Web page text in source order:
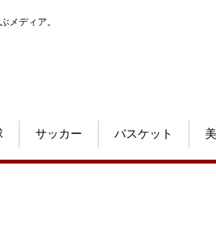
メディア。
サッカー バスケット